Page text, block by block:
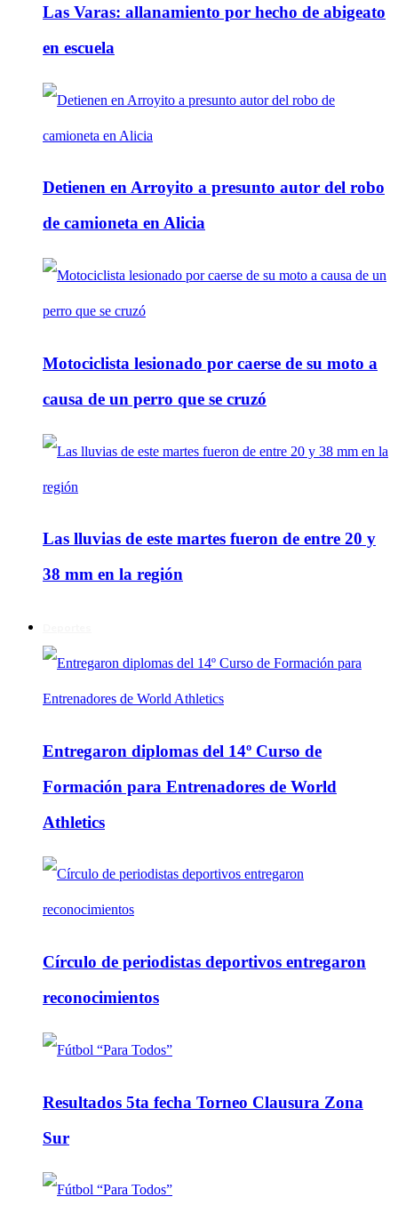
Las Varas: allanamiento por hecho de abigeato
en escuela
Detienen en Arroyito a presunto autor del robo
de camioneta en Alicia
Motociclista lesionado por caerse de su moto a
causa de un perro que se cruzó
Las lluvias de este martes fueron de entre 20 y
38 mm en la región
Entregaron diplomas del 14º Curso de
Formación para Entrenadores de World
Athletics
Círculo de periodistas deportivos entregaron
reconocimientos
Resultados 5ta fecha Torneo Clausura Zona
Sur